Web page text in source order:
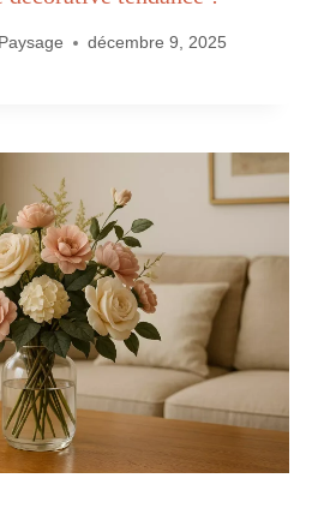
décembre 9, 2025